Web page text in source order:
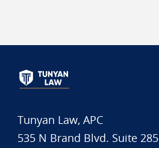
Tunyan Law, APC
535 N Brand Blvd. Suite 285